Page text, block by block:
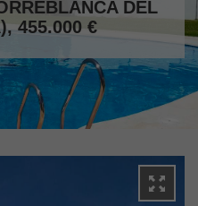
DEL
455.000 €